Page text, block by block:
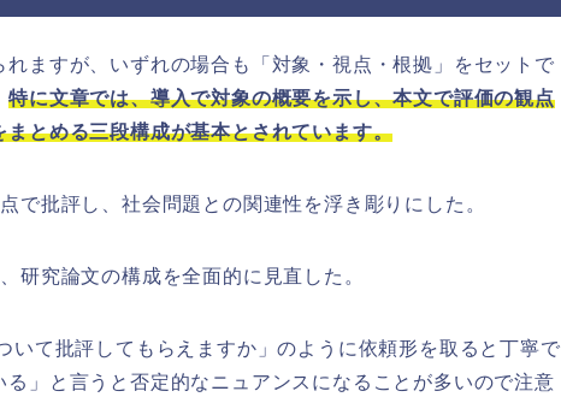
ますが、いずれの場合も「対象・視点・根拠」をセットで
特に文章では、導入で対象の概要を示し、本文で評価の観点
とめる三段構成が基本とされています。
で批評し、社会問題との関連性を浮き彫りにした。
研究論文の構成を全面的に見直した。
いて批評してもらえますか」のように依頼形を取ると丁寧で
」と言うと否定的なニュアンスになることが多いので注意